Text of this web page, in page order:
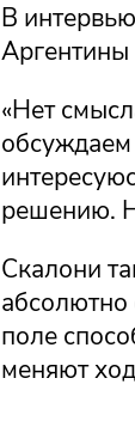
В
Аргентины
«Нет
решению.
Скалони
абсолютно
поле
меняют